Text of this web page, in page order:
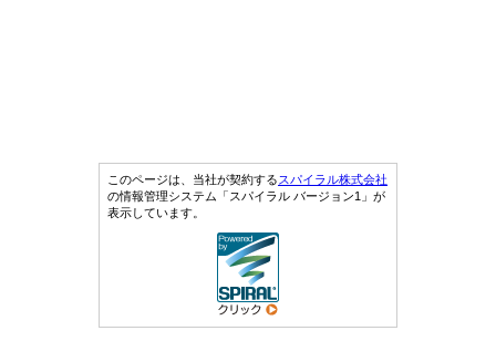
このページは、当社が契約するスパイラル株式会社
の情報管理システム「スパイラル バージョン1」が
表示しています。